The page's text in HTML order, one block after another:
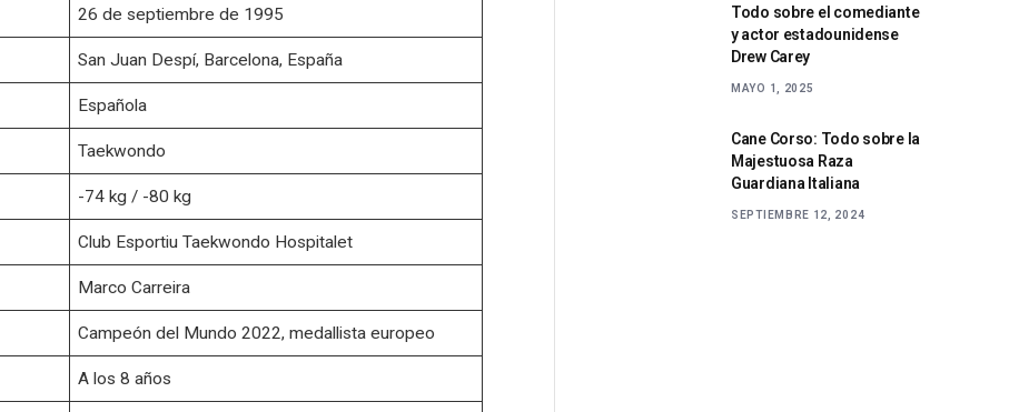
26 de septiembre de 1995
San Juan Despí, Barcelona, España
Española
Taekwondo
-74 kg / -80 kg
Club Esportiu Taekwondo Hospitalet
Marco Carreira
Campeón del Mundo 2022, medallista europeo
A los 8 años
Todo sobre el comediante
y actor estadounidense
Drew Carey
MAYO 1, 2025
Cane Corso: Todo sobre la
Majestuosa Raza
Guardiana Italiana
SEPTIEMBRE 12, 2024